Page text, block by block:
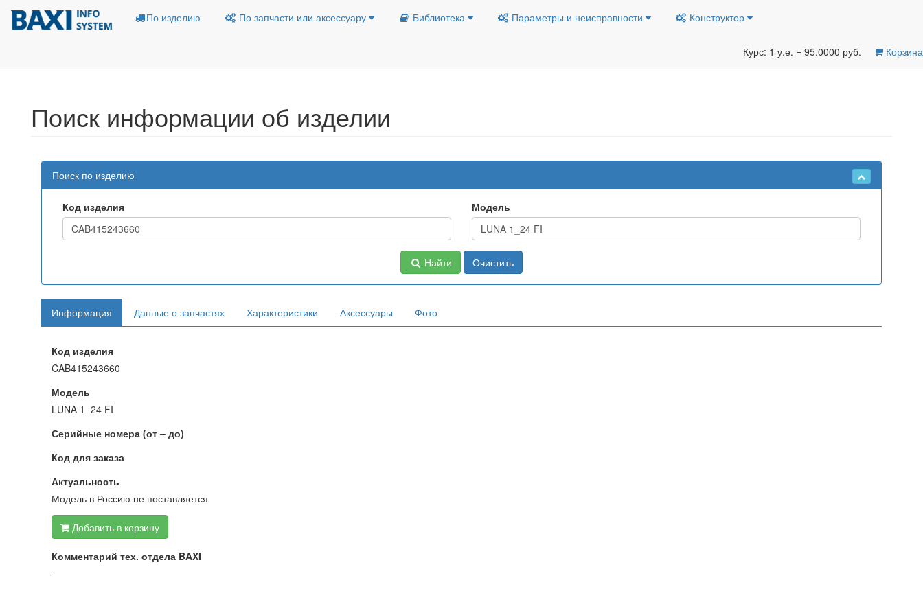
По изделию По запчасти или аксессуару Библиотека Параметры и неисправности Конструктор
Курс: 1 у.е. = 95.0000 руб. Корзина
Поиск информации об изделии
Поиск по изделию
Код изделия Модель
Найти Очистить
Информация Данные о запчастях Характеристики Аксессуары Фото
Код изделия
CAB415243660
Модель
LUNA 1_24 FI
Серийные номера (от – до)
Код для заказа
Актуальность
Модель в Россию не поставляется
Добавить в корзину
Комментарий тех. отдела BAXI
-